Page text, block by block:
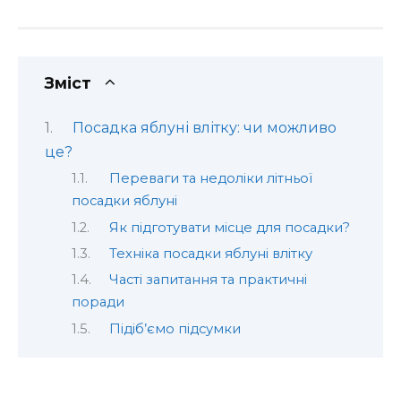
Зміст
Посадка яблуні влітку: чи можливо
це?
Переваги та недоліки літньої
посадки яблуні
Як підготувати місце для посадки?
Техніка посадки яблуні влітку
Часті запитання та практичні
поради
Підіб’ємо підсумки